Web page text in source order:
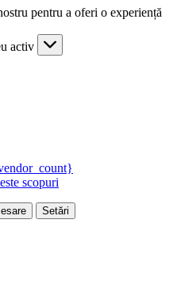
pentru a oferi o experiență
activ
scopuri
Setări